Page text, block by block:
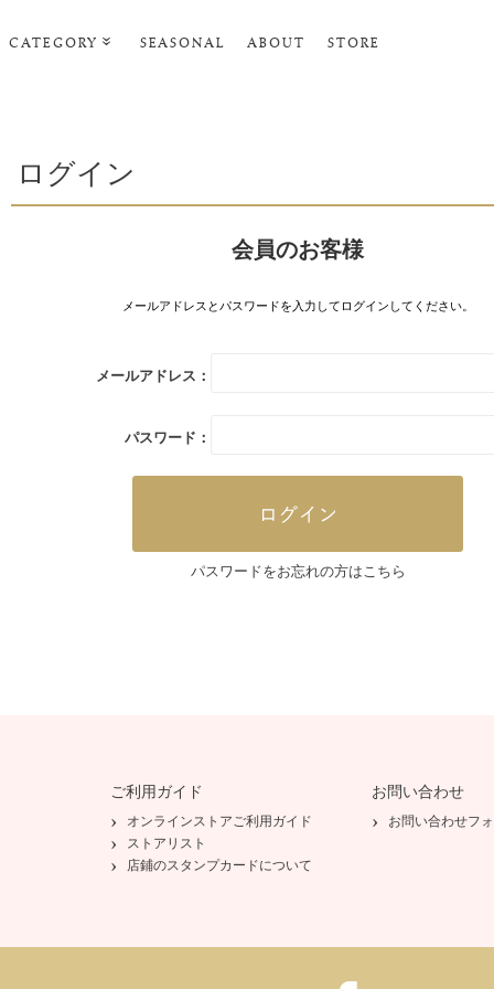
CATEGORY SEASONAL ABOUT STORE
ポーチ･トラベルグッズ
タオル・ヘアバンド
ログイン
会員のお客様
メールアドレスとパスワードを入力してログインしてください。
メールアドレス：
パスワード：
パスワードをお忘れの方はこちら
ご利用ガイド
オンラインストアご利用ガイド
ストアリスト
店鋪のスタンプカードについて
お問い合わせ
お問い合わせフ